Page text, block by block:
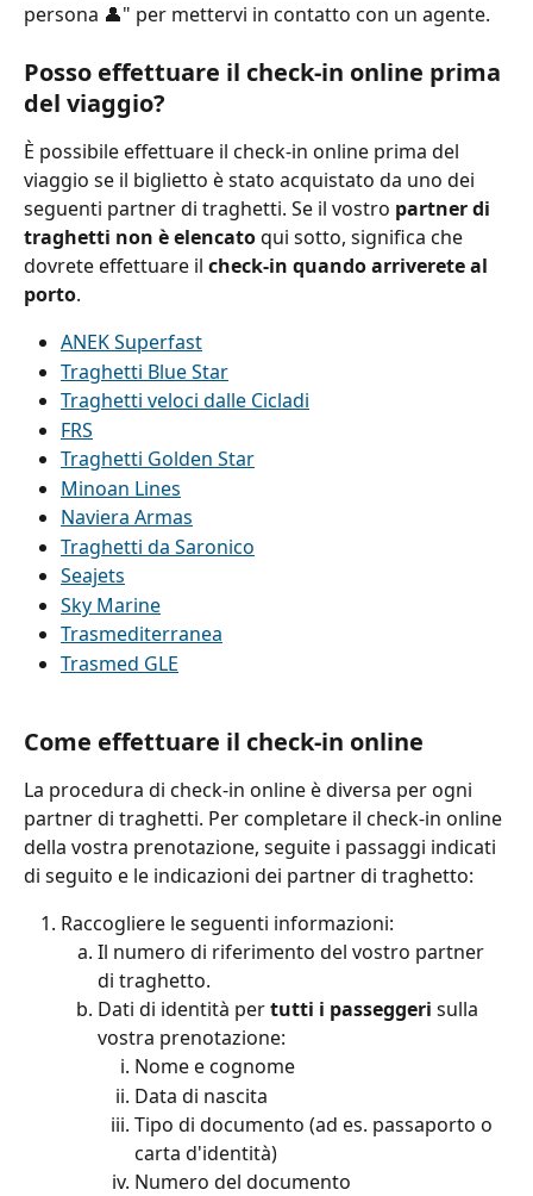
persona 👤" per mettervi in contatto con un agente.
Posso effettuare il check-in online prima
del viaggio?
È possibile effettuare il check-in online prima del
viaggio se il biglietto è stato acquistato da uno dei
seguenti partner di traghetti. Se il vostro partner di
traghetti non è elencato qui sotto, significa che
dovrete effettuare il check-in quando arriverete al
porto.
ANEK Superfast
Traghetti Blue Star
Traghetti veloci dalle Cicladi
FRS
Traghetti Golden Star
Minoan Lines
Naviera Armas
Traghetti da Saronico
Seajets
Sky Marine
Trasmediterranea
Trasmed GLE
Come effettuare il check-in online
La procedura di check-in online è diversa per ogni
partner di traghetti. Per completare il check-in online
della vostra prenotazione, seguite i passaggi indicati
di seguito e le indicazioni dei partner di traghetto:
Raccogliere le seguenti informazioni:
Il numero di riferimento del vostro partner
di traghetto.
Dati di identità per tutti i passeggeri sulla
vostra prenotazione:
Nome e cognome
Data di nascita
Tipo di documento (ad es. passaporto o
carta d'identità)
Numero del documento